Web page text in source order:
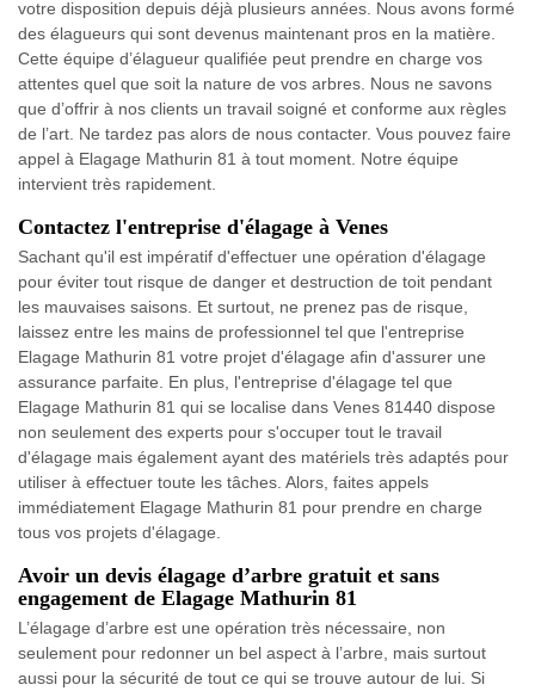
votre disposition depuis déjà plusieurs années. Nous avons formé
des élagueurs qui sont devenus maintenant pros en la matière.
Cette équipe d’élagueur qualifiée peut prendre en charge vos
attentes quel que soit la nature de vos arbres. Nous ne savons
que d’offrir à nos clients un travail soigné et conforme aux règles
de l’art. Ne tardez pas alors de nous contacter. Vous pouvez faire
appel à Elagage Mathurin 81 à tout moment. Notre équipe
intervient très rapidement.
Contactez l'entreprise d'élagage à Venes
Sachant qu'il est impératif d'effectuer une opération d'élagage
pour éviter tout risque de danger et destruction de toit pendant
les mauvaises saisons. Et surtout, ne prenez pas de risque,
laissez entre les mains de professionnel tel que l'entreprise
Elagage Mathurin 81 votre projet d'élagage afin d'assurer une
assurance parfaite. En plus, l'entreprise d'élagage tel que
Elagage Mathurin 81 qui se localise dans Venes 81440 dispose
non seulement des experts pour s'occuper tout le travail
d'élagage mais également ayant des matériels très adaptés pour
utiliser à effectuer toute les tâches. Alors, faites appels
immédiatement Elagage Mathurin 81 pour prendre en charge
tous vos projets d'élagage.
Avoir un devis élagage d’arbre gratuit et sans
engagement de Elagage Mathurin 81
L’élagage d’arbre est une opération très nécessaire, non
seulement pour redonner un bel aspect à l’arbre, mais surtout
aussi pour la sécurité de tout ce qui se trouve autour de lui. Si